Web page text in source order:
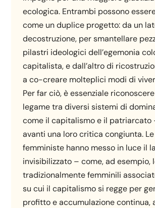
ecologica. Entrambi possono
come un duplice progetto: da un
decostruzione, per smantellare
pilastri ideologici dell’egemonia
capitalista, e dall’altro di
a co-creare molteplici modi di
Per far ciò, è essenziale
legame tra diversi sistemi di
come il capitalismo e il patriarcato
avanti una loro critica congiunta.
femministe hanno messo in luce il
invisibilizzato – come, ad esempio,
tradizionalmente femminili
su cui il capitalismo si regge per
profitto e accumulazione continua,